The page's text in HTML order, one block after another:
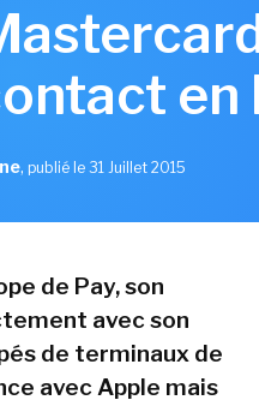
en
, publié le 31 Juillet 2015
de Pay, son
avec son
de terminaux de
avec Apple mais